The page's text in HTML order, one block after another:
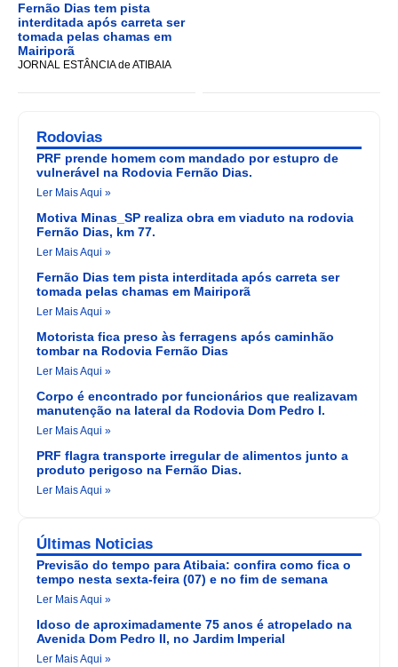
Fernão Dias tem pista
interditada após carreta ser
tomada pelas chamas em
Mairiporã
JORNAL ESTÂNCIA de ATIBAIA
Rodovias
PRF prende homem com mandado por estupro de
vulnerável na Rodovia Fernão Dias.
Ler Mais Aqui »
Motiva Minas_SP realiza obra em viaduto na rodovia
Fernão Dias, km 77.
Ler Mais Aqui »
Fernão Dias tem pista interditada após carreta ser
tomada pelas chamas em Mairiporã
Ler Mais Aqui »
Motorista fica preso às ferragens após caminhão
tombar na Rodovia Fernão Dias
Ler Mais Aqui »
Corpo é encontrado por funcionários que realizavam
manutenção na lateral da Rodovia Dom Pedro I.
Ler Mais Aqui »
PRF flagra transporte irregular de alimentos junto a
produto perigoso na Fernão Dias.
Ler Mais Aqui »
Últimas Noticias
Previsão do tempo para Atibaia: confira como fica o
tempo nesta sexta-feira (07) e no fim de semana
Ler Mais Aqui »
Idoso de aproximadamente 75 anos é atropelado na
Avenida Dom Pedro II, no Jardim Imperial
Ler Mais Aqui »